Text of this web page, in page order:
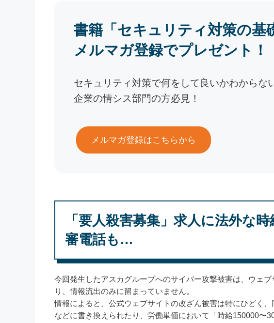
書籍「セキュリティ対策の基
メルマガ登録でプレゼント！
セキュリティ対策で何をして良いかわからな
企業の情シス部門の方必見！
メルマガ登録はこちらから
「要人殺害募集」求人に法外な
審電話も…
今回発生したアスカグループへのサイバー攻撃被害は、ウェ
り、情報流出のみに留まっていません。
情報によると、公式ウェブサイトの改ざん被害は特にひどく
などに書き換えられたり、労働単価において「時給150000〜